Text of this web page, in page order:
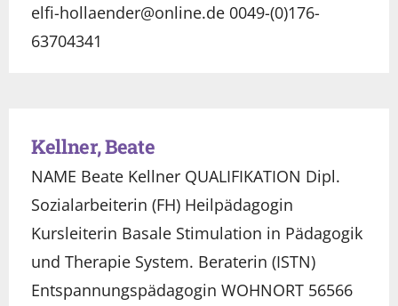
elfi-hollaender@online.de 0049-(0)176-
63704341
Kellner, Beate
NAME Beate Kellner QUALIFIKATION Dipl.
Sozialarbeiterin (FH) Heilpädagogin
Kursleiterin Basale Stimulation in Pädagogik
und Therapie System. Beraterin (ISTN)
Entspannungspädagogin WOHNORT 56566